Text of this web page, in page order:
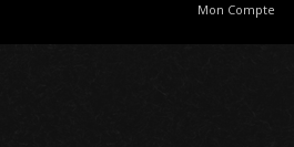
Mon Compte